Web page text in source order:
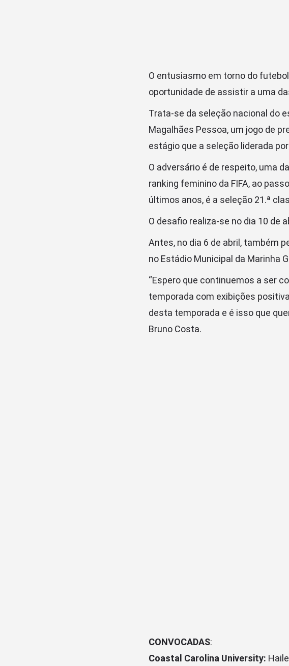
O entusiasmo em torno do
oportunidade de assistir a uma
Trata-se da seleção nacional do
Magalhães Pessoa, um jogo de
estágio que a seleção liderada
O adversário é de respeito, uma
ranking feminino da FIFA, ao
últimos anos, é a seleção 21.ª
O desafio realiza-se no dia 10 de
Antes, no dia 6 de abril, também
no Estádio Municipal da Marinha
“Espero que continuemos a ser
temporada com exibições
desta temporada e é isso que
Bruno Costa.
CONVOCADAS:
Coastal Carolina University: